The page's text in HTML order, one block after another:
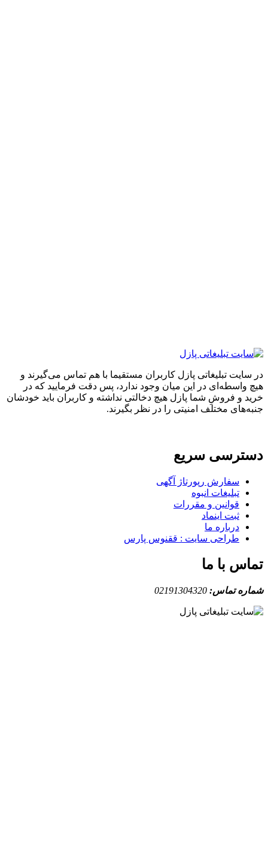
تبلیغاتی پازل کاربران مستقیما با هم تماس می‌گیرند و
در این میان وجود ندارد، پس دقت فرمایید که در
و فروشِ شما پازل هیچ دخالتی نداشته و کاربران باید خودشان
مختلف امنیتی را در نظر بگیرند.
سریع
سفارش رپورتاژ آگهی
تبلیغات انبوه
قوانین و مقررات
ثبت اینماد
درباره ما
طراحی سایت : ققنوس پارس
با ما
تماس:02191304320